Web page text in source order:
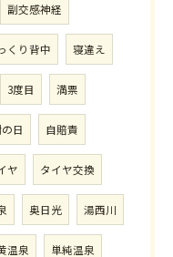
副交感神経
くり背中 寝違え
3度目 満票
日 自賠責
ヤ タイヤ交換
奥日光 湯西川
温泉 単純温泉